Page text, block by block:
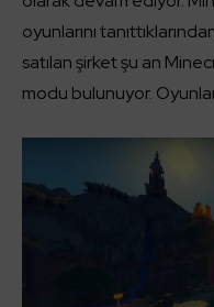
oyunlarını
satılan şirket şu an
modu bulunuyor.